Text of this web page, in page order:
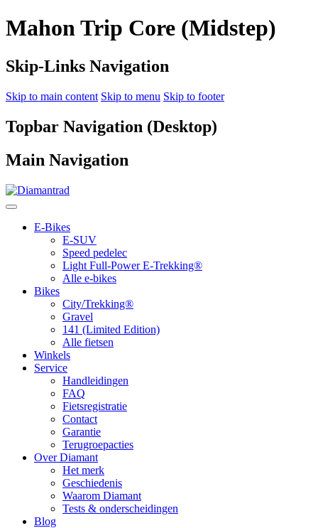
Mahon Trip Core (Midstep)
Skip-Links Navigation
Skip to main content Skip to menu Skip to footer
Topbar Navigation (Desktop)
Main Navigation
E-Bikes
E-SUV
Speed pedelec
Light Full-Power E-Trekking®
Alle e-bikes
Bikes
City/Trekking®
Gravel
141 (Limited Edition)
Alle fietsen
Winkels
Service
Handleidingen
FAQ
Fietsregistratie
Contact
Garantie
Terugroepacties
Over Diamant
Het merk
Geschiedenis
Waarom Diamant
Tests & onderscheidingen
Blog